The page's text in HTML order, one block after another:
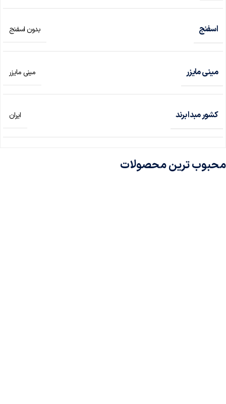
اسفنج بدون اسفنج
مینی مایزر مینی مایزر
کشور مبدا برند ایران
محبوب ترین محصولات